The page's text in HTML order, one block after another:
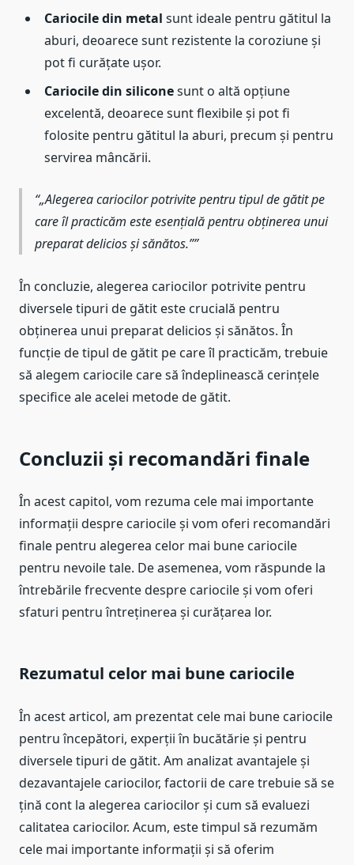
Cariocile din metal sunt ideale pentru gătitul la
aburi, deoarece sunt rezistente la coroziune și
pot fi curățate ușor.
Cariocile din siliconesunt o altă opțiune
excelentă, deoarece sunt flexibile și pot fi
folosite pentru gătitul la aburi, precum și pentru
servirea mâncării.
„Alegerea cariocilor potrivite pentru tipul de gătit pe
care îl practicăm este esențială pentru obținerea unui
preparat delicios și sănătos.”
În concluzie, alegerea cariocilor potrivite pentru
diversele tipuri de gătit este crucială pentru
obținerea unui preparat delicios și sănătos. În
funcție de tipul de gătit pe care îl practicăm, trebuie
să alegem cariocile care să îndeplinească cerințele
specifice ale acelei metode de gătit.
Concluzii și recomandări finale
În acest capitol, vom rezuma cele mai importante
informații despre cariocile și vom oferi recomandări
finale pentru alegerea celor mai bune cariocile
pentru nevoile tale. De asemenea, vom răspunde la
întrebările frecvente despre cariocile și vom oferi
sfaturi pentru întreținerea și curățarea lor.
Rezumatul celor mai bune cariocile
În acest articol, am prezentat cele mai bune cariocile
pentru începători, experții în bucătărie și pentru
diversele tipuri de gătit. Am analizat avantajele și
dezavantajele cariocilor, factorii de care trebuie să se
țină cont la alegerea cariocilor și cum să evaluezi
calitatea cariocilor. Acum, este timpul să rezumăm
cele mai importante informații și să oferim